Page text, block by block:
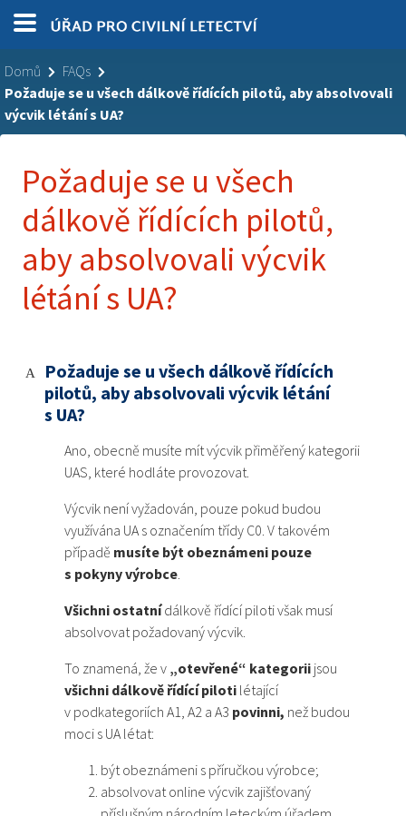
Domů
FAQs
Požaduje se u všech dálkově řídících pilotů, aby absolvovali
výcvik létání s UA?
Požaduje se u všech
dálkově řídících pilotů,
aby absolvovali výcvik
létání s UA?
A
Požaduje se u všech dálkově řídících
pilotů, aby absolvovali výcvik létání
s UA?
Ano, obecně musíte mít výcvik přiměřený kategorii
UAS, které hodláte provozovat.
Výcvik není vyžadován, pouze pokud budou
využívána UA s označením třídy C0. V takovém
případě musíte být obeznámeni pouze
s pokyny výrobce.
Všichni ostatnídálkově řídící piloti však musí
absolvovat požadovaný výcvik.
To znamená, že v „otevřené“ kategorii jsou
všichni dálkově řídící piloti létající
v podkategoriích A1, A2 a A3 povinni, než budou
moci s UA létat:
být obeznámeni s příručkou výrobce;
absolvovat online výcvik zajišťovaný